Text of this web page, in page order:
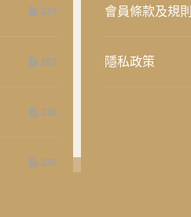
275
267
236
235
會員條款及規則
隱私政策